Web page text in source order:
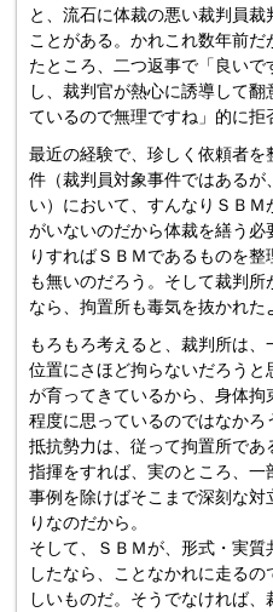
と、流石に体裁の悪い裁判員
ことがある。かれこれ数年前
たところ、二つ返事で「良い
し、裁判官が熱心に誘導して
ているので無理ですね」的に拒
最近の経験で、珍しく依頼者
件（裁判員対象事件ではある
い）において、すんなりＳＢ
がいないのだから体裁を繕う必
りすればＳＢＭであるものを
も無いのだろう。そして裁判
なら、拘置所も毒気を抜かれた
もろもろ考えると、裁判所は
位置にさほど拘らないだろう
が育ってきているから、身体拘
程度に思っているのではなかろ
抵抗勢力は、従って拘置所で
指揮をすれば、実のところ、
事例を除けばそこまで深刻な
りなのだから。
そして、ＳＢＭが、形式・実
したなら、ことなかれに走る
しいものだ。そうでなければ